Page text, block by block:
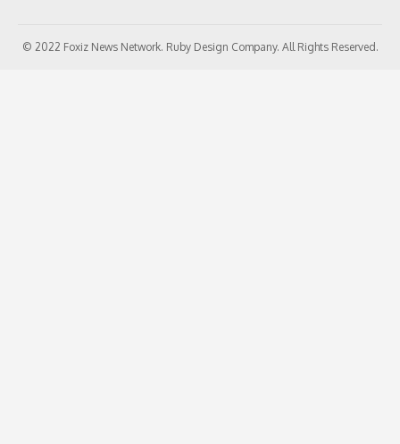
© 2022 Foxiz News Network. Ruby Design Company. All Rights Reserved.